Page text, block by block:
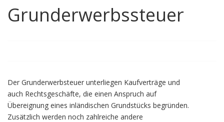
Grunderwerbssteuer
Der Grunderwerbsteuer unterliegen Kaufverträge und
auch Rechtsgeschäfte, die einen Anspruch auf
Übereignung eines inländischen Grundstücks begründen.
Zusätzlich werden noch zahlreiche andere